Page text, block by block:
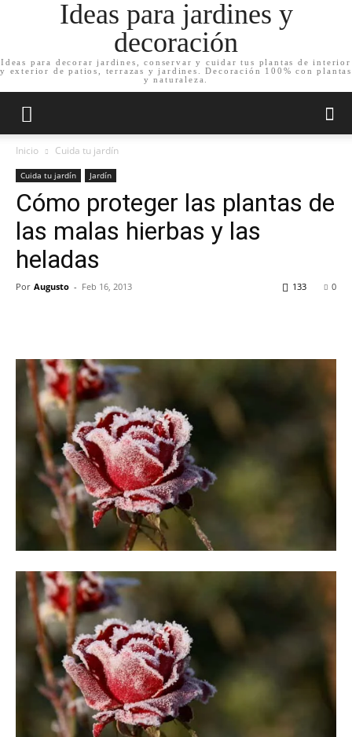
Ideas para jardines y
decoración
Ideas para decorar jardines, conservar y cuidar tus plantas de interior
y exterior de patios, terrazas y jardines. Decoración 100% con plantas
y naturaleza.
Inicio Cuida tu jardín
Cuida tu jardín Jardín
Cómo proteger las plantas de
las malas hierbas y las
heladas
Por Augusto - Feb 16, 2013 0
133